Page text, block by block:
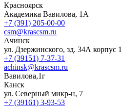
Красноярск
Академика Вавилова, 1А
+7 (391) 205-00-00
csm@krascsm.ru
Ачинск
ул. Дзержинского, зд. 34А корпус 1
+7 (39151) 7-37-31
achinsk@krascsm.ru
Вавилова,1г
Канск
ул. Северный микр-н, 7
+7 (39161) 3-93-53